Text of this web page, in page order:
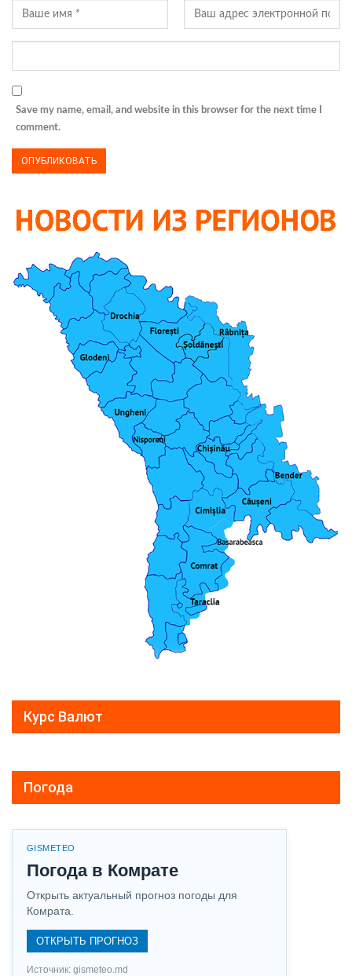
Save my name, email, and website in this browser for the next time I
comment.
Курс Валют
Погода
GISMETEO
Погода в Комрате
Открыть актуальный прогноз погоды для
Комрата.
ОТКРЫТЬ ПРОГНОЗ
Источник: gismeteo.md